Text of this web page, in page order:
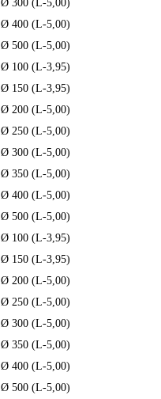
Ø 300 (L-5,00)
Ø 400 (L-5,00)
Ø 500 (L-5,00)
Ø 100 (L-3,95)
Ø 150 (L-3,95)
Ø 200 (L-5,00)
Ø 250 (L-5,00)
Ø 300 (L-5,00)
Ø 350 (L-5,00)
Ø 400 (L-5,00)
Ø 500 (L-5,00)
Ø 100 (L-3,95)
Ø 150 (L-3,95)
Ø 200 (L-5,00)
Ø 250 (L-5,00)
Ø 300 (L-5,00)
Ø 350 (L-5,00)
Ø 400 (L-5,00)
Ø 500 (L-5,00)